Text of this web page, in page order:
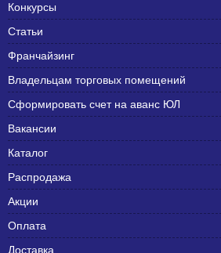
Конкурсы
Статьи
Франчайзинг
Владельцам торговых помещений
Сформировать счет на аванс ЮЛ
Вакансии
Каталог
Распродажа
Акции
Оплата
Доставка